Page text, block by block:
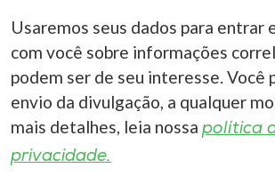
Usaremos seus dados para entrar
com você sobre informações
podem ser de seu interesse. Você
envio da divulgação, a qualquer
mais detalhes, leia nossa política
privacidade.